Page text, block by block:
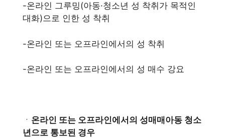
-온라인 그루밍(아동·청소년 성 착취가 목적인
대화)으로 인한 성 착취
-온라인 또는 오프라인에서의 성 착취
-온라인 또는 오프라인에서의 성 매수 강요
ㆍ 온라인 또는 오프라인에서의 성매매아동 청소
년으로 통보된 경우